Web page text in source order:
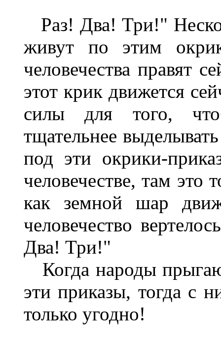
Раз! Два! Три!"
живут по этим
человечества правят
этот крик движется
силы для того,
тщательнее
под эти окрики-
человечестве, там это
как земной шар
человечество
Два! Три!"
Когда народы
эти приказы, тогда с
только угодно!